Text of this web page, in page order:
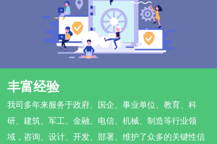
丰富经验
我司多年来服务于政府、国企、事业单位、教育、科
研、建筑、军工、金融、电信、机械、制造等行业领
域，咨询、设计、开发、部署、维护了众多的关键性信